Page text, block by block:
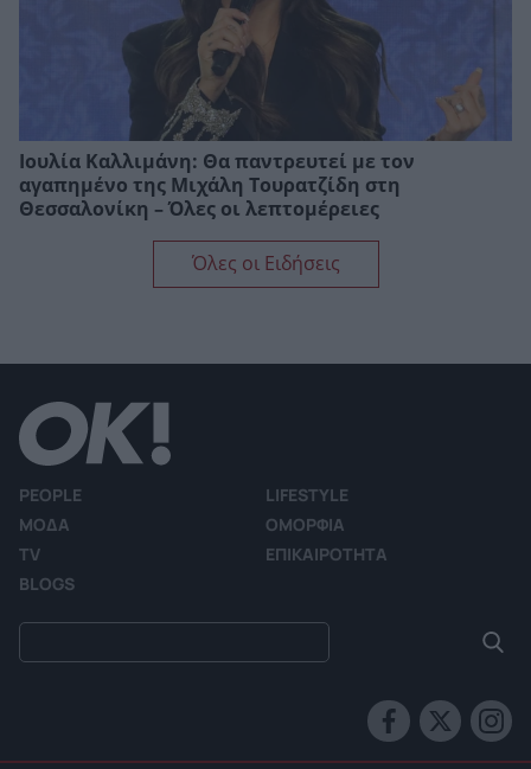
Ιουλία Καλλιμάνη: Θα παντρευτεί με τον
αγαπημένο της Μιχάλη Τουρατζίδη στη
Θεσσαλονίκη – Όλες οι λεπτομέρειες
Όλες οι Ειδήσεις
PEOPLE
LIFESTYLE
ΜΟΔΑ
ΟΜΟΡΦΙΑ
TV
ΕΠΙΚΑΙΡΟΤΗΤΑ
BLOGS